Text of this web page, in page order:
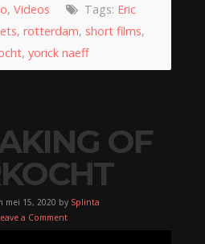
, Videos Tags: Eric
, rotterdam, short films,
, yorick naeff
OF
mei 15, 2020 by Splinta
a Comment